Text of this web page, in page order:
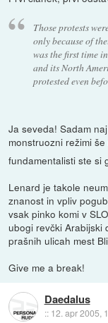
Those protests
only because of
was the first time
and its North
protested even
Ja seveda! Sadam
monstruozni režimi
fundamentalisti ste si
Lenard je takole
znanost in vpliv
vsak pinko komi v
ubogi revčki Arabijski
prašnih ulicah mest
Give me a break!
Daedalus
:: 12. apr 2005,